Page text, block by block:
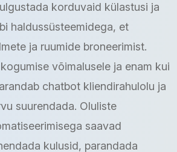
korduvaid külastusi ja
haldussüsteemidega, et
ja ruumide broneerimist.
võimalusele ja enam kui
chatbot kliendirahulolu ja
suurendada. Oluliste
saavad
kulusid, parandada